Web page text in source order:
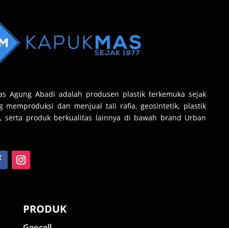
Agung Abadi adalah produsen plastik terkemuka sejak
memproduksi dan menjual tali rafia, geosintetik, plastik
serta produk berkualitas lainnya di bawah brand Urban
PRODUK